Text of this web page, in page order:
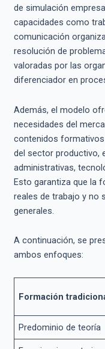
de simulación
capacidades como
comunicación
resolución de
valoradas por las
diferenciador en
Además, el modelo
necesidades del
contenidos
del sector productivo,
administrativas,
Esto garantiza que la
reales de trabajo y no
generales.
A continuación, se
ambos enfoques:
Formación
Predominio de teoría